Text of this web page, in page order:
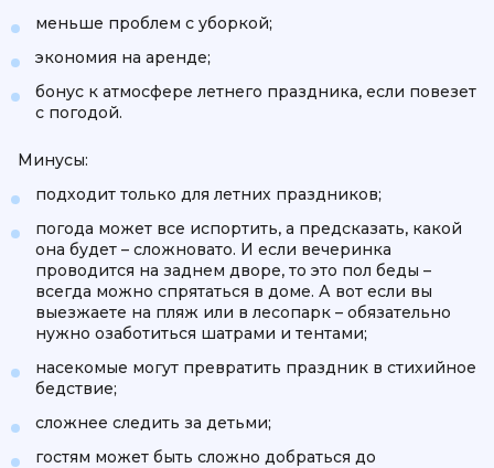
меньше проблем с уборкой;
экономия на аренде;
бонус к атмосфере летнего праздника, если повезет
с погодой.
Минусы:
подходит только для летних праздников;
погода может все испортить, а предсказать, какой
она будет – сложновато. И если вечеринка
проводится на заднем дворе, то это пол беды –
всегда можно спрятаться в доме. А вот если вы
выезжаете на пляж или в лесопарк – обязательно
нужно озаботиться шатрами и тентами;
насекомые могут превратить праздник в стихийное
бедствие;
сложнее следить за детьми;
гостям может быть сложно добраться до